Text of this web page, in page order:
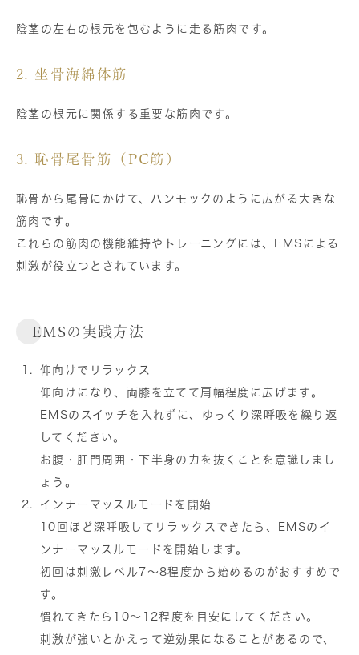
陰茎の左右の根元を包むように走る筋肉です。
2. 坐骨海綿体筋
陰茎の根元に関係する重要な筋肉です。
3. 恥骨尾骨筋（PC筋）
恥骨から尾骨にかけて、ハンモックのように広がる大きな
筋肉です。
これらの筋肉の機能維持やトレーニングには、EMSによる
刺激が役立つとされています。
EMSの実践方法
仰向けでリラックス
仰向けになり、両膝を立てて肩幅程度に広げます。
EMSのスイッチを入れずに、ゆっくり深呼吸を繰り返
してください。
お腹・肛門周囲・下半身の力を抜くことを意識しまし
ょう。
インナーマッスルモードを開始
10回ほど深呼吸してリラックスできたら、EMSのイ
ンナーマッスルモードを開始します。
初回は刺激レベル7〜8程度から始めるのがおすすめで
す。
慣れてきたら10〜12程度を目安にしてください。
刺激が強いとかえって逆効果になることがあるので、